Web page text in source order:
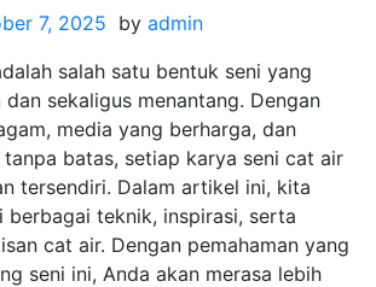
7, 2025 by admin
salah satu bentuk seni yang
sekaligus menantang. Dengan
media yang berharga, dan
batas, setiap karya seni cat air
tersendiri. Dalam artikel ini, kita
berbagai teknik, inspirasi, serta
cat air. Dengan pemahaman yang
seni ini, Anda akan merasa lebih